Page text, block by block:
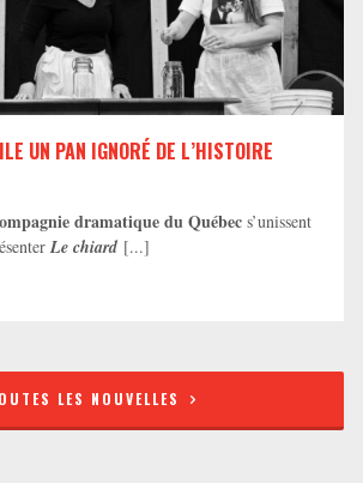
UN PAN IGNORÉ DE L’HISTOIRE
dramatique du Québec s’unissent
Le chiard [...]
LES NOUVELLES